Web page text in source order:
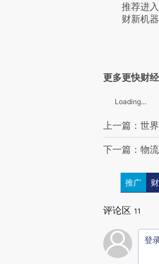
推荐进入
财新机器
更多更快财
Loading...
上一篇：世
下一篇：物
推广
评论区 11
登